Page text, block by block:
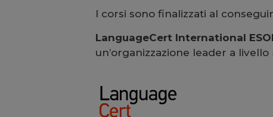
I corsi sono finalizzati al
LanguageCert International
un’organizzazione leader a